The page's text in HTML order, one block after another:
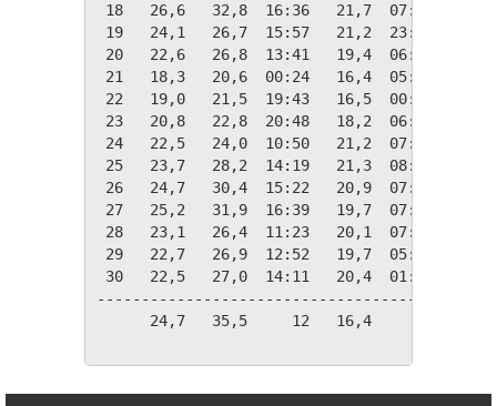
18   26,6   32,8  16:36   21,7  07:56
19   24,1   26,7  15:57   21,2  23:43
20   22,6   26,8  13:41   19,4  06:02
21   18,3   20,6  00:24   16,4  05:51
22   19,0   21,5  19:43   16,5  00:03
23   20,8   22,8  20:48   18,2  06:37
24   22,5   24,0  10:50   21,2  07:37
25   23,7   28,2  14:19   21,3  08:14
26   24,7   30,4  15:22   20,9  07:23
27   25,2   31,9  16:39   19,7  07:20
28   23,1   26,4  11:23   20,1  07:41
29   22,7   26,9  12:52   19,7  05:44
30   22,5   27,0  14:11   20,4  01:19
24,7   35,5     12   16,4     21